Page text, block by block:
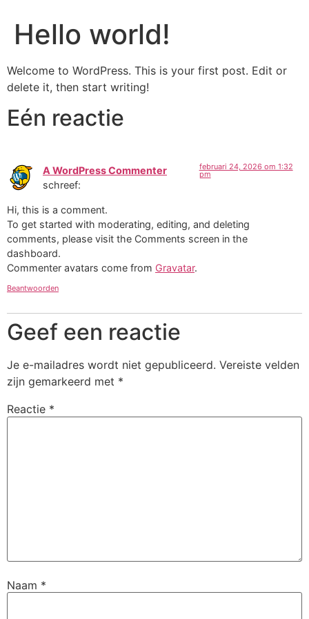
Hello world!
Welcome to WordPress. This is your first post. Edit or
delete it, then start writing!
Eén reactie
A WordPress Commenter
schreef:
februari 24, 2026 om 1:32
pm
Hi, this is a comment.
To get started with moderating, editing, and deleting
comments, please visit the Comments screen in the
dashboard.
Commenter avatars come from Gravatar.
Beantwoorden
Geef een reactie
Je e-mailadres wordt niet gepubliceerd. Vereiste velden
zijn gemarkeerd met *
Reactie *
Naam *